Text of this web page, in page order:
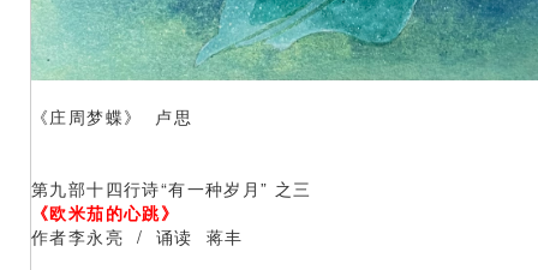
《庄周梦蝶》 卢思
第九部十四行诗“有一种岁月” 之三
《欧米茄的心跳》
作者李永亮 / 诵读 蒋丰